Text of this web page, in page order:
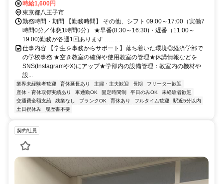
時給1,600円
東京都八王子市
勤務時間・期間 【勤務時間】 その他、シフト 09:00～17:00（実働7
時間0分／休憩1時間0分） ★早番(8:30～16:30)・遅番（11:00～
19:00)勤務が各週1回あります ……………...
仕事内容 【学生を事務からサポート】落ち着いた環境◎経済学部で
の学校事務 ★空き教室の確保や使用教室の管理★休講情報などを
SNS(InstagramやX)にアップ★学部内の設備管理：教室内の機材や
設...
業界未経験者歓迎 育休延長あり 主婦・主夫歓迎 長期
フリーター歓迎
産休・育休取得実績あり
車通勤OK 固定時間制 平日のみOK
未経験者歓迎
交通費全額支給
残業なし ブランクOK 育休あり フルタイム歓迎
駅近5分以内
土日祝休み
履歴書不要
契約社員